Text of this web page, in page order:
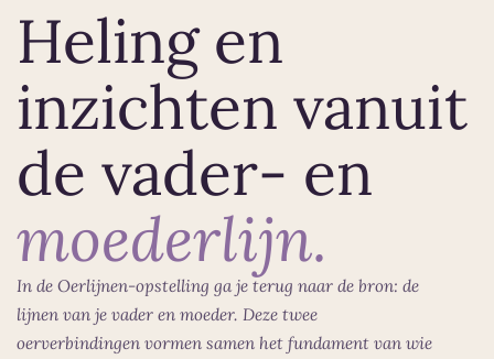
Heling en
inzichten vanuit
de vader- en
moederlijn.
In de Oerlijnen-opstelling ga je terug naar de bron: de
lijnen van je vader en moeder. Deze twee
oerverbindingen vormen samen het fundament van wie